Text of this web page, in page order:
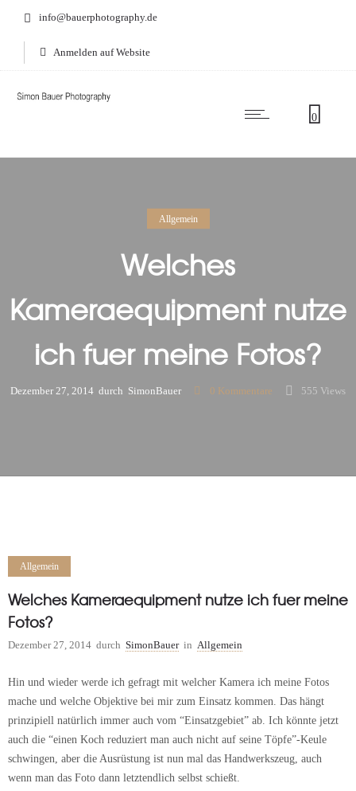
info@bauerphotography.de
Anmelden auf Website
0
Allgemein
Welches
Kameraequipment nutze
ich fuer meine Fotos?
Dezember 27, 2014 durch SimonBauer 0 Kommentare 555 Views
Allgemein
Welches Kameraequipment nutze ich fuer meine
Fotos?
Dezember 27, 2014 durch SimonBauer in Allgemein
Hin und wieder werde ich gefragt mit welcher Kamera ich meine Fotos
mache und welche Objektive bei mir zum Einsatz kommen. Das hängt
prinzipiell natürlich immer auch vom “Einsatzgebiet” ab. Ich könnte jetzt
auch die “einen Koch reduziert man auch nicht auf seine Töpfe”-Keule
schwingen, aber die Ausrüstung ist nun mal das Handwerkszeug, auch
wenn man das Foto dann letztendlich selbst schießt.